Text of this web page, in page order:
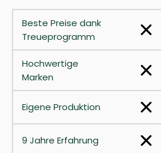
Beste Preise dank
Treueprogramm
Hochwertige
Marken
Eigene Produktion
9 Jahre Erfahrung